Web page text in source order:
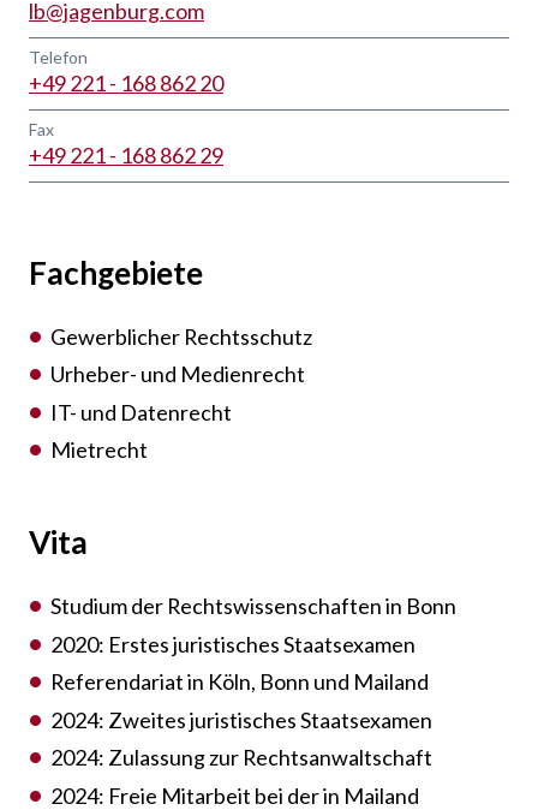
lb@jagenburg.com
Telefon
+49 221 - 168 862 20
Fax
+49 221 - 168 862 29
Fachgebiete
Gewerblicher Rechtsschutz
Urheber- und Medienrecht
IT- und Datenrecht
Mietrecht
Vita
Studium der Rechtswissenschaften in Bonn
2020: Erstes juristisches Staatsexamen
Referendariat in Köln, Bonn und Mailand
2024: Zweites juristisches Staatsexamen
2024: Zulassung zur Rechtsanwaltschaft
2024: Freie Mitarbeit bei der in Mailand